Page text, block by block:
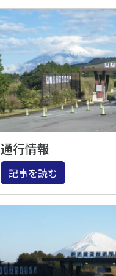
通行情報
記事を読む